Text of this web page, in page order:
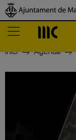
Inici Agenda